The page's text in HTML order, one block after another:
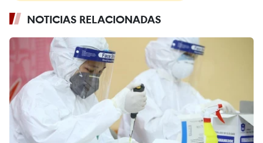
NOTICIAS RELACIONADAS